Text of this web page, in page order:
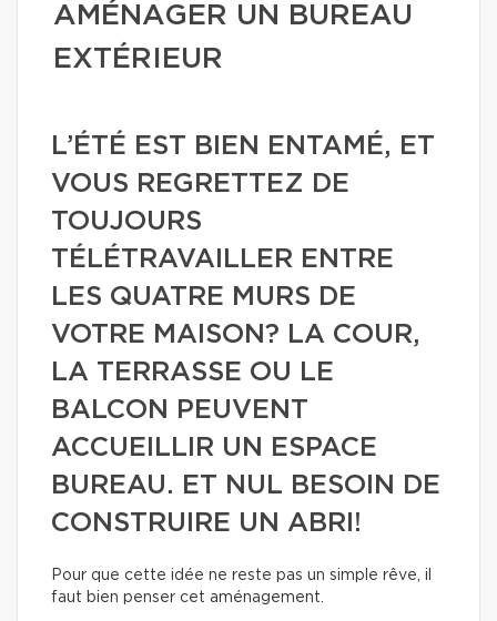
AMÉNAGER UN BUREAU
EXTÉRIEUR
L’ÉTÉ EST BIEN ENTAMÉ, ET
VOUS REGRETTEZ DE
TOUJOURS
TÉLÉTRAVAILLER ENTRE
LES QUATRE MURS DE
VOTRE MAISON? LA COUR,
LA TERRASSE OU LE
BALCON PEUVENT
ACCUEILLIR UN ESPACE
BUREAU. ET NUL BESOIN DE
CONSTRUIRE UN ABRI!
Pour que cette idée ne reste pas un simple rêve, il
faut bien penser cet aménagement.